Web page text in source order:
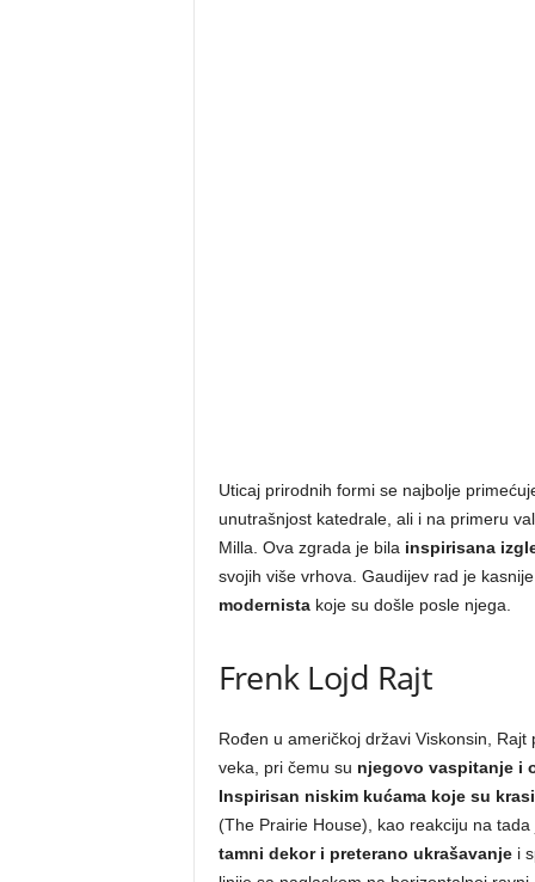
Uticaj prirodnih formi se najbolje
unutrašnjost katedrale, ali i na primeru
Milla. Ova zgrada je bila inspirisana
svojih više vrhova. Gaudijev rad je
modernistakoje su došle posle njega.
Frenk Lojd Rajt
Rođen u američkoj državi Viskonsin,
veka, pri čemu su njegovo vaspitanje i
Inspirisan niskim kućama koje su
(The Prairie House), kao reakciju na
tamni dekor i preterano ukrašavanjei